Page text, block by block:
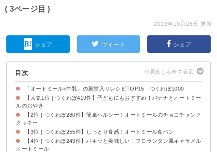
( 3ページ目 )
2023年10月26日 更新
シェア ツイート シェア
目次
「オートミール×牛乳」の殿堂入りレシピTOP15｜つくれぽ1000
【人気1位｜つくれぽ419件】子どもにもおすすめ！バナナとオートミー
ルのおやき
【2位｜つくれぽ280件】簡単ヘルシー！オートミールのチョコチャンク
クッキー
【3位｜つくれぽ255件】しっとり食感！オートミール食パン
【4位｜つくれぽ249件】パキッと美味しい！フロランタン風キャラメル
オートミール